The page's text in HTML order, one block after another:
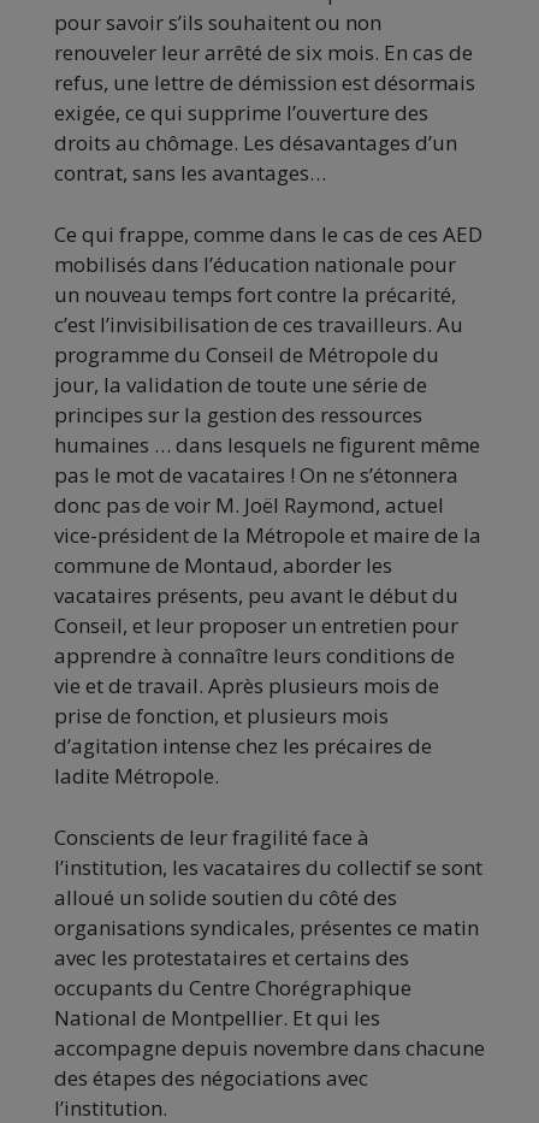
pour savoir s’ils souhaitent ou non
renouveler leur arrêté de six mois. En cas de
refus, une lettre de démission est désormais
exigée, ce qui supprime l’ouverture des
droits au chômage. Les désavantages d’un
contrat, sans les avantages…
Ce qui frappe, comme dans le cas de ces AED
mobilisés dans l’éducation nationale pour
un nouveau temps fort contre la précarité,
c’est l’invisibilisation de ces travailleurs. Au
programme du Conseil de Métropole du
jour, la validation de toute une série de
principes sur la gestion des ressources
humaines … dans lesquels ne figurent même
pas le mot de vacataires ! On ne s’étonnera
donc pas de voir M. Joël Raymond, actuel
vice-président de la Métropole et maire de la
commune de Montaud, aborder les
vacataires présents, peu avant le début du
Conseil, et leur proposer un entretien pour
apprendre à connaître leurs conditions de
vie et de travail. Après plusieurs mois de
prise de fonction, et plusieurs mois
d’agitation intense chez les précaires de
ladite Métropole.
Conscients de leur fragilité face à
l’institution, les vacataires du collectif se sont
alloué un solide soutien du côté des
organisations syndicales, présentes ce matin
avec les protestataires et certains des
occupants du Centre Chorégraphique
National de Montpellier. Et qui les
accompagne depuis novembre dans chacune
des étapes des négociations avec
l’institution.